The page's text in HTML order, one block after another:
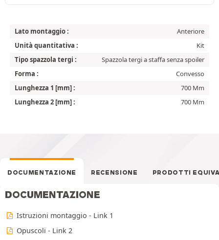
Lato montaggio :
Anteriore
Unità quantitativa :
Kit
Tipo spazzola tergi :
Spazzola tergi a staffa senza spoiler
Forma :
Convesso
Lunghezza 1 [mm] :
700 Mm
Lunghezza 2 [mm] :
700 Mm
DOCUMENTAZIONE RECENSIONE PRODOTTI
DOCUMENTAZIONE
Istruzioni montaggio - Link 1
Opuscoli - Link 2